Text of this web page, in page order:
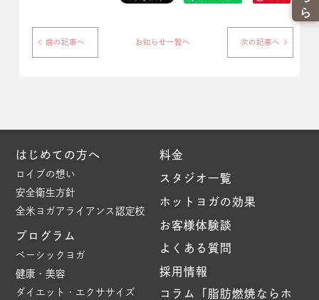
前の記事へ お知らせ一覧へ 次の記事へ
はじめての方へ
ロイブの想い
安全衛生方針
全米ヨガアライアンス認定校
プログラム
ベーシックヨガ
健康・美容
ダイエット・エクササイズ
料金
スタジオ一覧
ホットヨガの効果
お客様体験談
よくある質問
採用情報
コラム「脂肪燃焼ならホ